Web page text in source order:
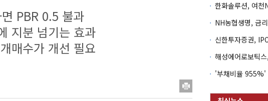
PBR 0.5 불과
지분 넘기는 효과
매수가 개선 필요